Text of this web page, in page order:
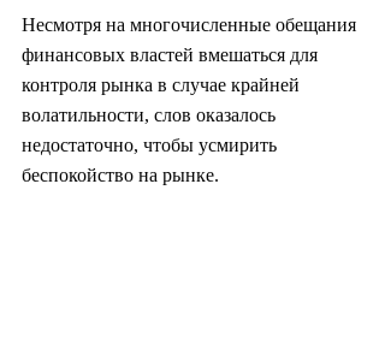
Несмотря на многочисленные обещания
финансовых властей вмешаться для
контроля рынка в случае крайней
волатильности, слов оказалось
недостаточно, чтобы усмирить
беспокойство на рынке.